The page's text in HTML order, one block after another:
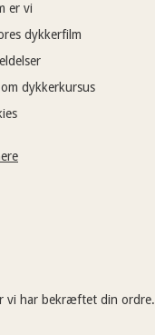
er vi
dykkerfilm
om dykkerkursus
vi har bekræftet din ordre.